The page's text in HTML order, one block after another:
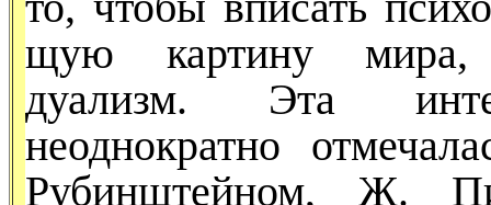
щую картину мира,
дуализм. Эта
неоднократно
Рубинштейном, Ж.